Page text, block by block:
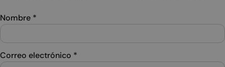
Nombre *
Correo electrónico *